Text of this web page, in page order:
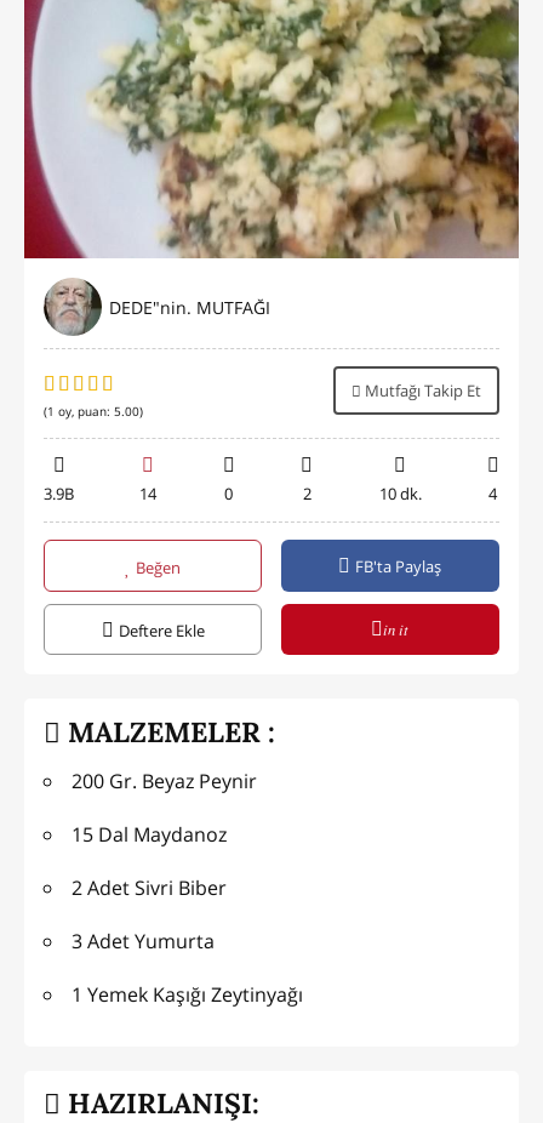
DEDE"nin. MUTFAĞI
(1 oy, puan: 5.00)
Mutfağı Takip Et
3.9B 14 0 2 10 dk. 4
Beğen FB'ta Paylaş
Deftere Ekle in it
MALZEMELER :
200 Gr. Beyaz Peynir
15 Dal Maydanoz
2 Adet Sivri Biber
3 Adet Yumurta
1 Yemek Kaşığı Zeytinyağı
HAZIRLANIŞI: